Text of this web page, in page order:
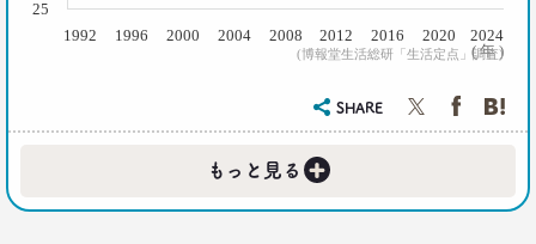
ロンブー田村淳が思う「かっこいい40代おじさん」
前沢 裕文
( 年 )
(博報堂生活総研「生活定点」調査)
1992 1996 2000 2004 2008 2012 2016 2020 2024
25
SHARE
もっと見る +